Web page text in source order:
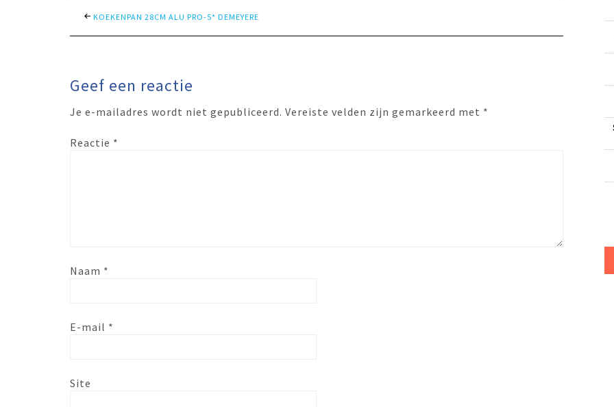
KOEKENPAN 28CM ALU PRO-5* DEMEYERE
Geef een reactie
Je e-mailadres wordt niet gepubliceerd. Vereiste velden zijn gemarkeerd met *
Reactie *
Naam *
E-mail *
Site